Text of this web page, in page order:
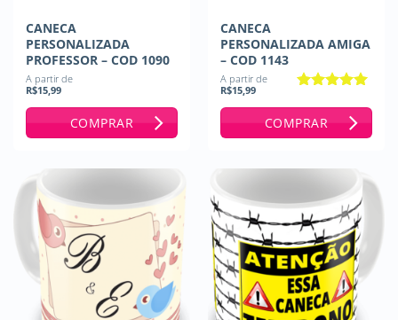
CANECA
PERSONALIZADA
PROFESSOR – COD 1090
A partir de
R$15,99
COMPRAR
CANECA
PERSONALIZADA AMIGA
– COD 1143
A partir de
R$15,99
COMPRAR